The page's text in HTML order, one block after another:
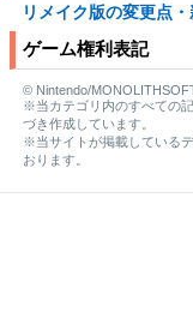
リメイク版の変更点
ゲーム権利表記
© Nintendo/
※当カテゴリ内のすべての
づき作成しています。
※当サイトが掲載している
おります。